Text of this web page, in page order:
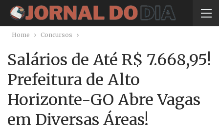
Home Concursos
Salários de Até R$ 7.668,95!
Prefeitura de Alto
Horizonte-GO Abre Vagas
em Diversas Áreas!